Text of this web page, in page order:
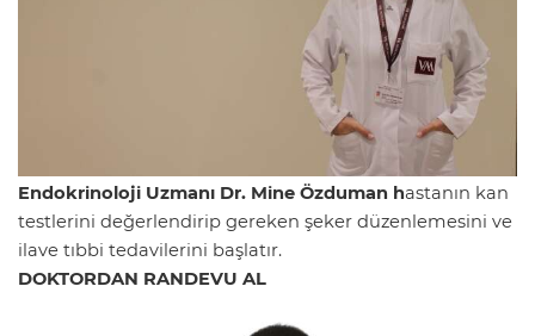
Endokrinoloji Uzmanı Dr. Mine Özduman hastanın kan
testlerini değerlendirip gereken şeker düzenlemesini ve
ilave tıbbi tedavilerini başlatır.
DOKTORDAN RANDEVU AL